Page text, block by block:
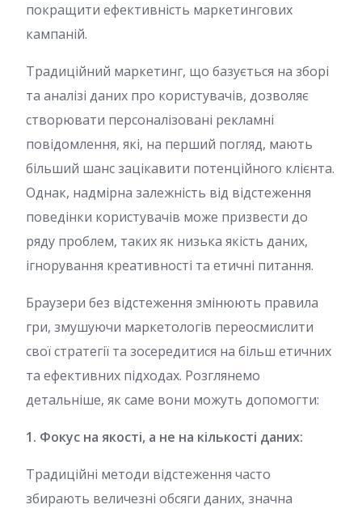
покращити ефективність маркетингових
кампаній.
Традиційний маркетинг, що базується на зборі
та аналізі даних про користувачів, дозволяє
створювати персоналізовані рекламні
повідомлення, які, на перший погляд, мають
більший шанс зацікавити потенційного клієнта.
Однак, надмірна залежність від відстеження
поведінки користувачів може призвести до
ряду проблем, таких як низька якість даних,
ігнорування креативності та етичні питання.
Браузери без відстеження змінюють правила
гри, змушуючи маркетологів переосмислити
свої стратегії та зосередитися на більш етичних
та ефективних підходах. Розглянемо
детальніше, як саме вони можуть допомогти:
1. Фокус на якості, а не на кількості даних:
Традиційні методи відстеження часто
збирають величезні обсяги даних, значна